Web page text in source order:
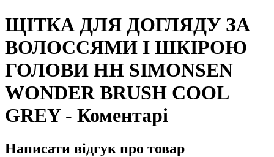
ЩІТКА ДЛЯ ДОГЛЯДУ ЗА
ВОЛОССЯМИ І ШКІРОЮ
ГОЛОВИ HH SIMONSEN
WONDER BRUSH COOL
GREY - Коментарі
Написати відгук про товар